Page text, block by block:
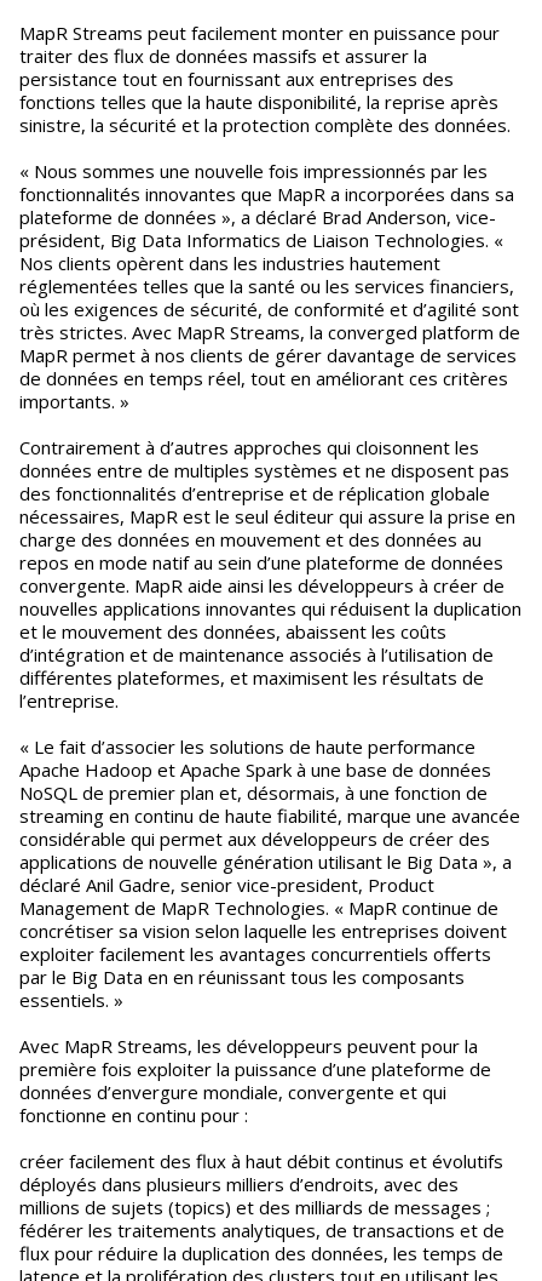
MapR Streams peut facilement monter en puissance pour
traiter des flux de données massifs et assurer la
persistance tout en fournissant aux entreprises des
fonctions telles que la haute disponibilité, la reprise après
sinistre, la sécurité et la protection complète des données.
« Nous sommes une nouvelle fois impressionnés par les
fonctionnalités innovantes que MapR a incorporées dans sa
plateforme de données », a déclaré Brad Anderson, vice-
président, Big Data Informatics de Liaison Technologies. «
Nos clients opèrent dans les industries hautement
réglementées telles que la santé ou les services financiers,
où les exigences de sécurité, de conformité et d’agilité sont
très strictes. Avec MapR Streams, la converged platform de
MapR permet à nos clients de gérer davantage de services
de données en temps réel, tout en améliorant ces critères
importants. »
Contrairement à d’autres approches qui cloisonnent les
données entre de multiples systèmes et ne disposent pas
des fonctionnalités d’entreprise et de réplication globale
nécessaires, MapR est le seul éditeur qui assure la prise en
charge des données en mouvement et des données au
repos en mode natif au sein d’une plateforme de données
convergente. MapR aide ainsi les développeurs à créer de
nouvelles applications innovantes qui réduisent la duplication
et le mouvement des données, abaissent les coûts
d’intégration et de maintenance associés à l’utilisation de
différentes plateformes, et maximisent les résultats de
l’entreprise.
« Le fait d’associer les solutions de haute performance
Apache Hadoop et Apache Spark à une base de données
NoSQL de premier plan et, désormais, à une fonction de
streaming en continu de haute fiabilité, marque une avancée
considérable qui permet aux développeurs de créer des
applications de nouvelle génération utilisant le Big Data », a
déclaré Anil Gadre, senior vice-president, Product
Management de MapR Technologies. « MapR continue de
concrétiser sa vision selon laquelle les entreprises doivent
exploiter facilement les avantages concurrentiels offerts
par le Big Data en en réunissant tous les composants
essentiels. »
Avec MapR Streams, les développeurs peuvent pour la
première fois exploiter la puissance d’une plateforme de
données d’envergure mondiale, convergente et qui
fonctionne en continu pour :
créer facilement des flux à haut débit continus et évolutifs
déployés dans plusieurs milliers d’endroits, avec des
millions de sujets (topics) et des milliards de messages ;
fédérer les traitements analytiques, de transactions et de
flux pour réduire la duplication des données, les temps de
latence et la prolifération des clusters tout en utilisant les